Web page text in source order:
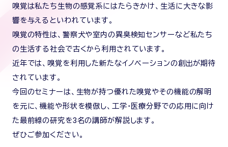
嗅覚は私たち生物の感覚系にはたらきかけ、生活に大きな影
響を与えるといわれています。
嗅覚の特性は、警察犬や室内の異臭検知センサーなど私たち
の生活する社会で古くから利用されています。
近年では、嗅覚を利用した新たなイノベーションの創出が期待
されています。
今回のセミナーは、生物が持つ優れた嗅覚やその機能の解明
を元に、機能や形状を模倣し、工学・医療分野での応用に向け
た最前線の研究を3名の講師が解説します。
ぜひご参加ください。